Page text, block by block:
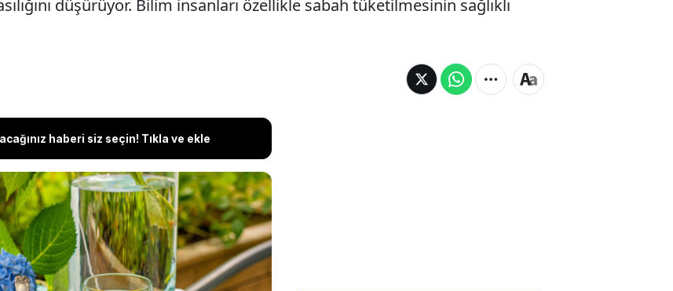
düşürüyor. Bilim insanları özellikle sabah tüketilmesinin sağlıklı
haberi siz seçin! Tıkla ve ekle